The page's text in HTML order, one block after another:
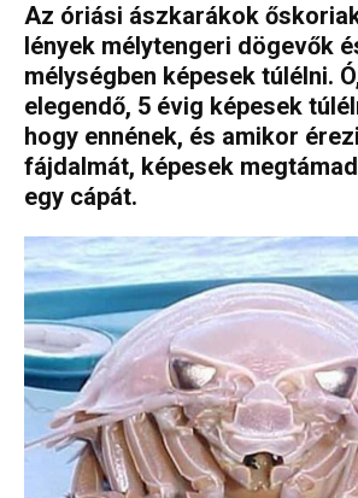
Az óriási ászkarákok
lények mélytengeri dögevők
mélységben képesek túlélni.
elegendő, 5 évig képesek
hogy ennének, és amikor
fájdalmát, képesek
egy cápát.